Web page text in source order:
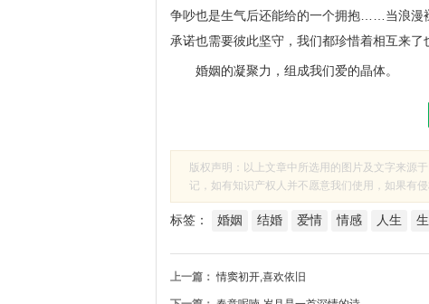
争吵也是生气后还能给的一个拥抱……当浪漫
承诺也需要彼此坚守，我们都珍惜着相互来了
婚姻的凝聚力，组成我们爱的晶体。
版权声明：以上文章中所选用的图片及文字来源
记，如有知识产权人并不愿意我们使用，如果有
标签： 婚姻 结婚 爱情 情感 人生
上一篇： 情窦初开,喜欢依旧